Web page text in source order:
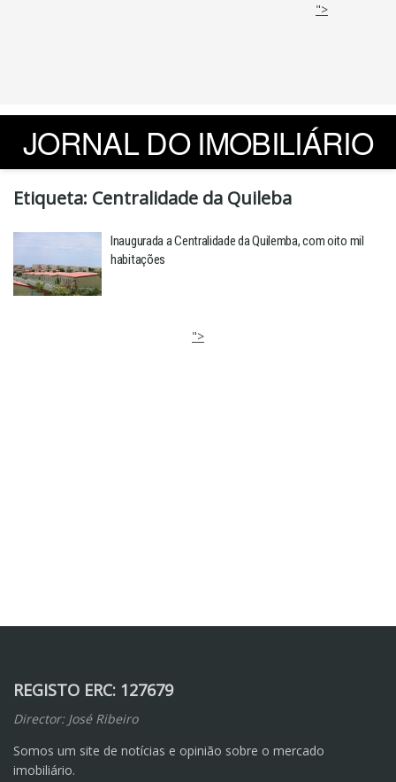
">
JORNAL DO IMOBILIÁRIO
Etiqueta: Centralidade da Quileba
Inaugurada a Centralidade da Quilemba, com oito mil
habitações
">
REGISTO ERC: 127679
Director: José Ribeiro
Somos um site de notícias e opinião sobre o mercado
imobiliário.